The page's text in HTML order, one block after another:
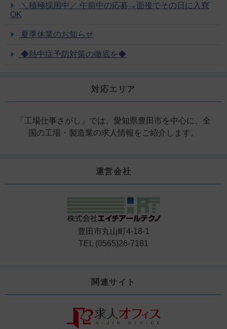
＼積極採用中／ 午前中の応募→面接でその日に入寮
OK
夏季休業のお知らせ
◆熱中症予防対策の徹底を◆
対応エリア
「工場仕事さがし」では、愛知県豊田市を中心に、全
国の工場・製造業の求人情報をご紹介します。
運営会社
豊田市丸山町4-18-1
TEL (0565)26-7181
関連サイト